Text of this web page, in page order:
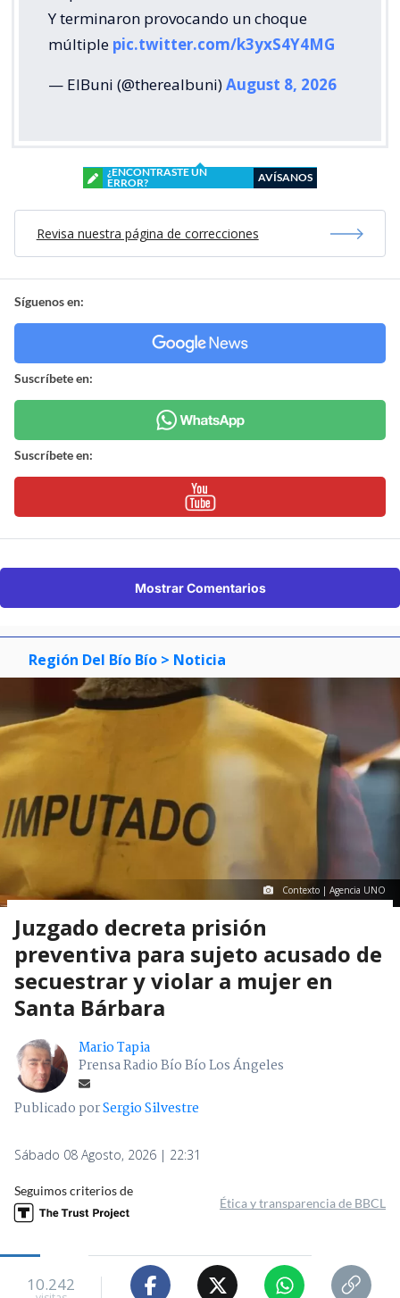
Y terminaron provocando un choque
múltiple pic.twitter.com/k3yxS4Y4MG
— ElBuni (@therealbuni)August 8, 2026
¿ENCONTRASTE UN
ERROR?
AVÍSANOS
Revisa nuestra página de correcciones
Síguenos en:
Suscríbete en:
Suscríbete en:
Mostrar Comentarios
Región Del Bío Bío > Noticia
Contexto | Agencia UNO
Juzgado decreta prisión
preventiva para sujeto acusado de
secuestrar y violar a mujer en
Santa Bárbara
Mario Tapia
Prensa Radio Bío Bío Los Ángeles
Publicado porSergio Silvestre
Sábado 08 Agosto, 2026 | 22:31
Seguimos criterios de
Ética y transparencia de BBCL
10.242